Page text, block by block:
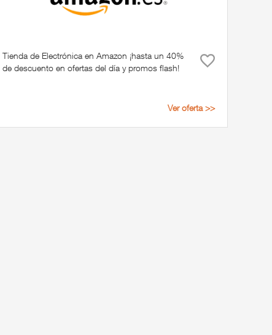
Tienda de Electrónica en Amazon ¡hasta un 40%
de descuento en ofertas del día y promos flash!
Ver oferta >>